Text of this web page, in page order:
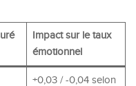
Impact sur le taux
émotionnel
+0,03 / -0,04 selon